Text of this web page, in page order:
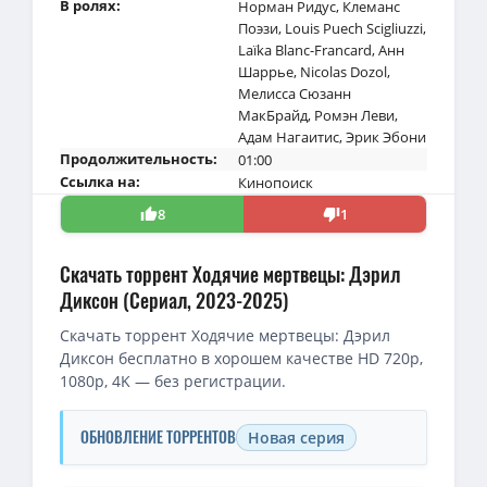
В ролях: Норман Ридус, Клеманс
Поэзи, Louis Puech Scigliuzzi,
Laïka Blanc-Francard,Анн
Шаррье, Nicolas Dozol,
Мелисса Сюзанн
МакБрайд, Ромэн Леви,
Адам Нагаитис,Эрик Эбони
Продолжительность:
01:00
Ссылка на:
Кинопоиск
8
1
Скачать торрент Ходячие мертвецы: Дэрил
Диксон (Сериал, 2023-2025)
Скачать торрент Ходячие мертвецы: Дэрил
Диксон бесплатно в хорошем качестве HD 720p,
1080p, 4K — без регистрации.
ОБНОВЛЕНИЕ ТОРРЕНТОВ Новая серия